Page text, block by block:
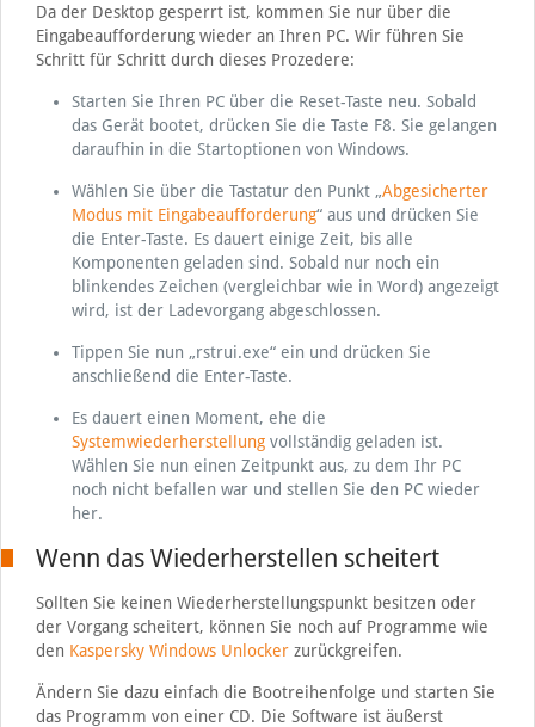
Da der Desktop gesperrt ist, kommen Sie nur über die
Eingabeaufforderung wieder an Ihren PC. Wir führen Sie
Schritt für Schritt durch dieses Prozedere:
Starten Sie Ihren PC über die Reset-Taste neu. Sobald
das Gerät bootet, drücken Sie die Taste F8. Sie gelangen
daraufhin in die Startoptionen von Windows.
Wählen Sie über die Tastatur den Punkt „Abgesicherter
Modus mit Eingabeaufforderung“ aus und drücken Sie
die Enter-Taste. Es dauert einige Zeit, bis alle
Komponenten geladen sind. Sobald nur noch ein
blinkendes Zeichen (vergleichbar wie in Word) angezeigt
wird, ist der Ladevorgang abgeschlossen.
Tippen Sie nun „rstrui.exe“ ein und drücken Sie
anschließend die Enter-Taste.
Es dauert einen Moment, ehe die
Systemwiederherstellungvollständig geladen ist.
Wählen Sie nun einen Zeitpunkt aus, zu dem Ihr PC
noch nicht befallen war und stellen Sie den PC wieder
her.
Wenn das Wiederherstellen scheitert
Sollten Sie keinen Wiederherstellungspunkt besitzen oder
der Vorgang scheitert, können Sie noch auf Programme wie
den Kaspersky Windows Unlockerzurückgreifen.
Ändern Sie dazu einfach die Bootreihenfolge und starten Sie
das Programm von einer CD. Die Software ist äußerst